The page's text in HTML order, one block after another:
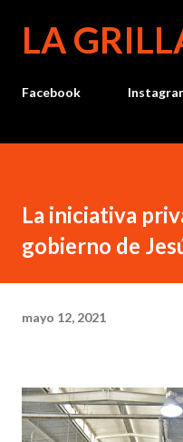
LA
Facebook
La iniciativa
gobierno de
mayo 12, 2021